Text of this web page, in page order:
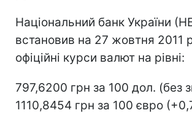
Національний банк України
встановив на 27 жовтня 2011
офіційні курси валют на рівні:
797,6200 грн за 100 дол. (без
1110,8454 грн за 100 євро